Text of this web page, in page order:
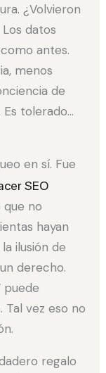
¿Volvieron
datos
antes.
menos
de
tolerado…
en sí. Fue
SEO
no
hayan
ilusión de
derecho.
puede
vez eso no
regalo